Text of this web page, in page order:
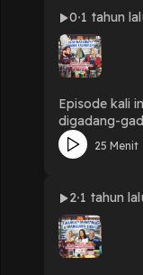
diberikan
menjadi
nya... ✨ Ada banyak hal-hal baru yang mbak nisa dan teh hanan dengar di episode kali ini, apalagi soal pendanaan iklim. Kaya apasih
sebenarnya?
0 1 tahun
Episode kali
digadang-gadang akan
Ultra Process Food yang
Mbak Nisa juga cobain
25 Menit
2 1 tahun